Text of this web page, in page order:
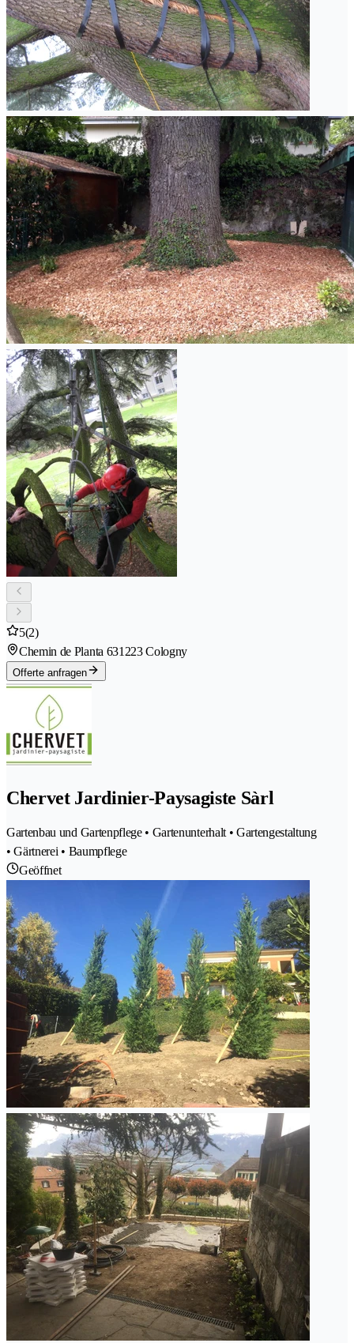
5(2)
Chemin de Planta 631223 Cologny
Offerte anfragen
Chervet Jardinier-Paysagiste Sàrl
Gartenbau und Gartenpflege • Gartenunterhalt • Gartengestaltung
• Gärtnerei • Baumpflege
Geöffnet